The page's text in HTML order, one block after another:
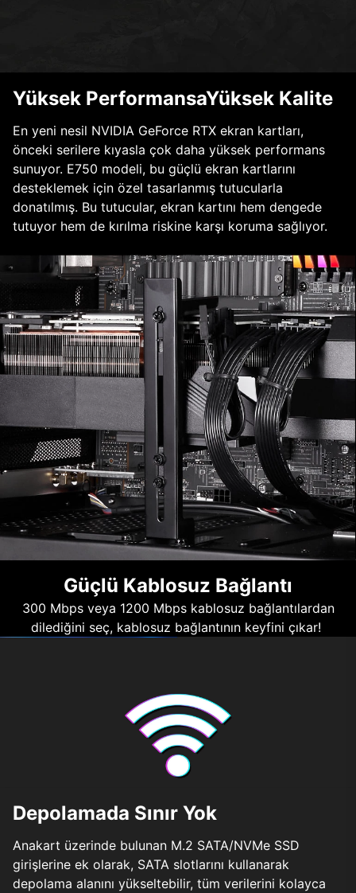
Yüksek PerformansaYüksek Kalite
En yeni nesil NVIDIA GeForce RTX ekran kartları,
önceki serilere kıyasla çok daha yüksek performans
sunuyor. E750 modeli, bu güçlü ekran kartlarını
desteklemek için özel tasarlanmış tutucularla
donatılmış. Bu tutucular, ekran kartını hem dengede
tutuyor hem de kırılma riskine karşı koruma sağlıyor.
Güçlü Kablosuz Bağlantı
300 Mbps veya 1200 Mbps kablosuz bağlantılardan
dilediğini seç, kablosuz bağlantının keyfini çıkar!
Depolamada Sınır Yok
Anakart üzerinde bulunan M.2 SATA/NVMe SSD
girişlerine ek olarak, SATA slotlarını kullanarak
depolama alanını yükseltebilir, tüm verilerini kolayca